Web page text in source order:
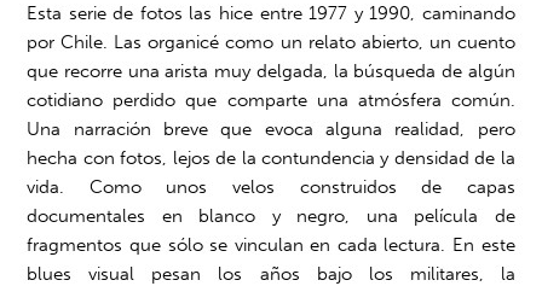
Esta serie de fotos las hice entre 1977 y 1990, caminando
por Chile. Las organicé como un relato abierto, un cuento
que recorre una arista muy delgada, la búsqueda de algún
cotidiano perdido que comparte una atmósfera común.
Una narración breve que evoca alguna realidad, pero
hecha con fotos, lejos de la contundencia y densidad de la
vida. Como unos velos construidos de capas
documentales en blanco y negro, una película de
fragmentos que sólo se vinculan en cada lectura. En este
blues visual pesan los años bajo los militares, la